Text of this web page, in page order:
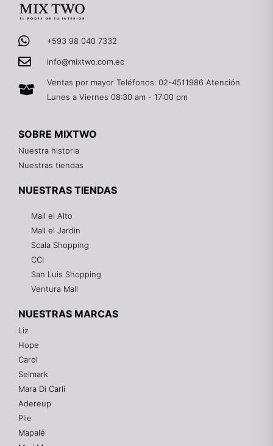
+593 98 040 7332
info@mixtwo.com.ec
Ventas por mayor Teléfonos: 02-4511986 Atención
Lunes a Viernes 08:30 am - 17:00 pm
SOBRE MIXTWO
Nuestra historia
Nuestras tiendas
NUESTRAS TIENDAS
Mall el Alto
Mall el Jardin
Scala Shopping
CCI
San Luis Shopping
Ventura Mall
NUESTRAS MARCAS
Liz
Hope
Carol
Selmark
Mara Di Carli
Adereup
Plie
Mapalé
¡Hola! 👋
Gracias por visitarnos. Te asesoramos
personalmente con tu compra: tallas, envíos y